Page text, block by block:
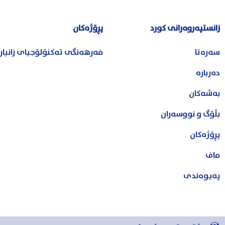
زانستپەروەرانی کورد
سەرەتا
دەربارە
بەشەکان
بڵۆگ و نووسەران
پڕۆژەکان
ماف
پەیوەندی
پڕۆژەکان
فەرهەنگی تەکنۆلۆجیای